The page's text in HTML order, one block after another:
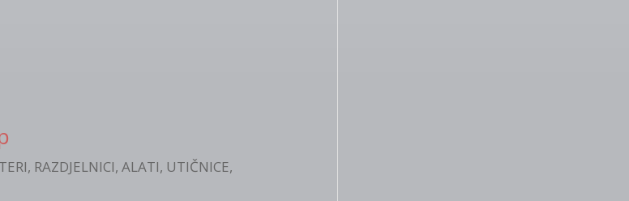
RAZDJELNICI, ALATI, UTIČNICE,